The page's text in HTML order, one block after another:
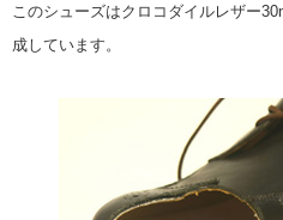
このシューズはクロコダイルレザー
成しています。